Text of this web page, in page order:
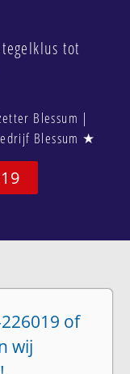
tot
Blessum |
Blessum ★
of
wij